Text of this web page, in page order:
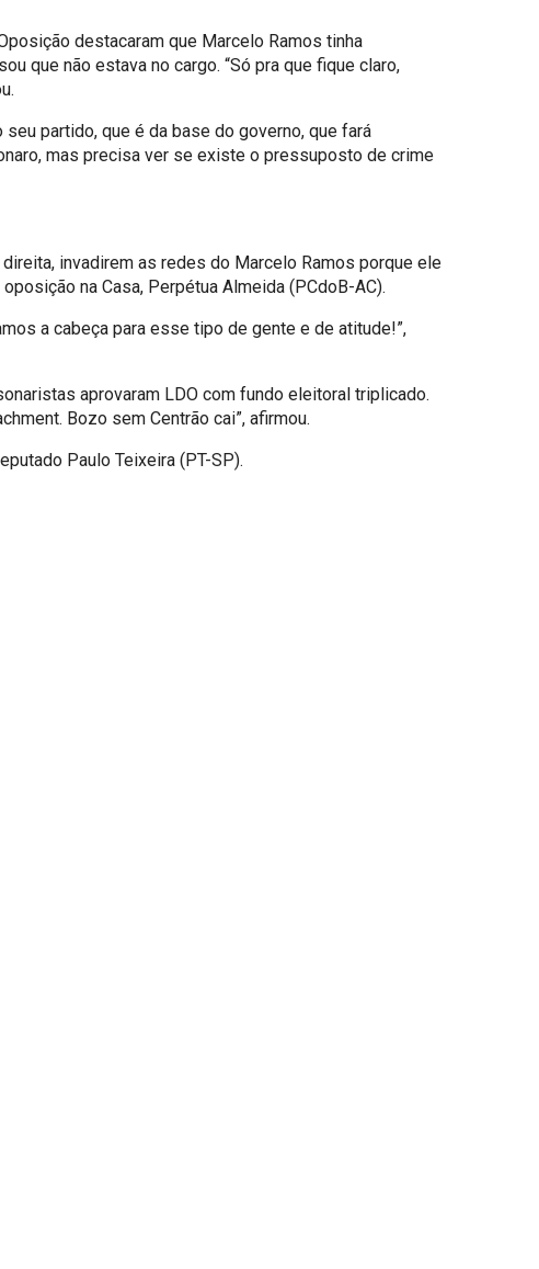
destacaram que Marcelo Ramos tinha
que não estava no cargo. “Só pra que fique claro,
partido, que é da base do governo, que fará
mas precisa ver se existe o pressuposto de crime
invadirem as redes do Marcelo Ramos porque ele
na Casa, Perpétua Almeida (PCdoB-AC).
a cabeça para esse tipo de gente e de atitude!”,
aprovaram LDO com fundo eleitoral triplicado.
Bozo sem Centrão cai”, afirmou.
Paulo Teixeira (PT-SP).